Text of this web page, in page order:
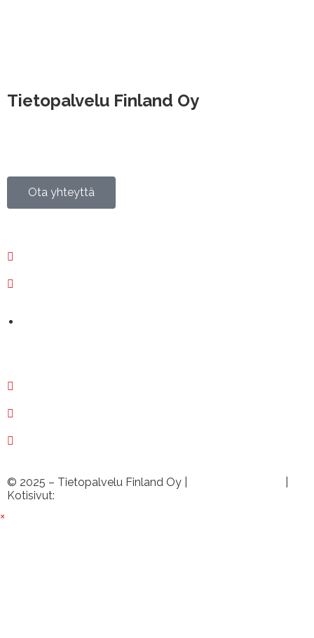
Tietopalvelu Finland Oy
Ota yhteyttä
© 2025 – Tietopalvelu Finland Oy |
Kotisivut:
×